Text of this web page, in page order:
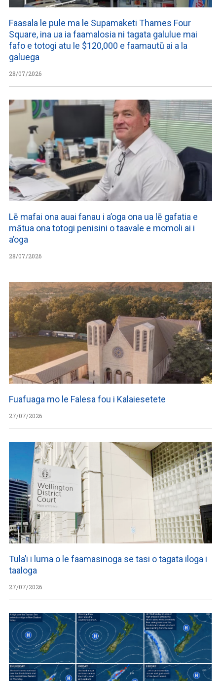
Faasala le pule ma le Supamaketi Thames Four
Square, ina ua ia faamalosia ni tagata galulue mai
fafo e totogi atu le $120,000 e faamautū ai a la
galuega
28/07/2026
Lē mafai ona auai fanau i a’oga ona ua lē gafatia e
mātua ona totogi penisini o taavale e momoli ai i
a’oga
28/07/2026
Fuafuaga mo le Falesa fou i Kalaiesetete
27/07/2026
Tula’i i luma o le faamasinoga se tasi o tagata iloga i
taaloga
27/07/2026